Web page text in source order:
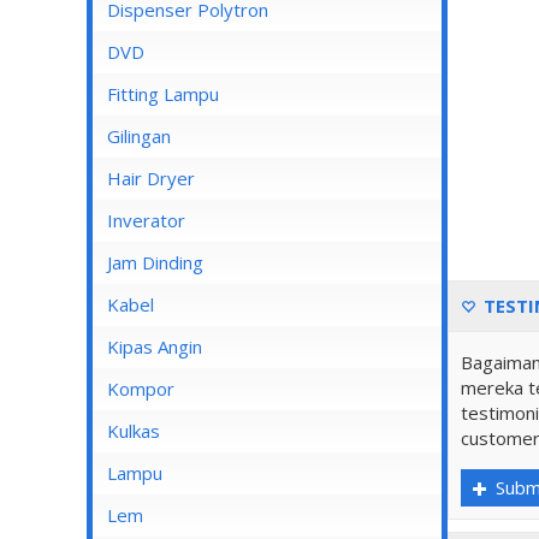
Dispenser Cosmos
Dispenser Miyako
Dispenser Sanken
Dispenser Polytron
DVD
Fitting Lampu
Gilingan
Hair Dryer
Inverator
Jam Dinding
Kabel
Inbow/Outbow T Dus
Kabel Aksesoris
Kabel Antena
Kabel BC
Kipas Angin
Kipas Angin Berdiri
Kipas Angin Dinding
Kipas Angin Duduk
Kipas Angin Gantung
Kompor
Kompor Rinnai
Kulkas
LG
POLYTRON
Lampu
Fitting Lampu
Lem
mereka